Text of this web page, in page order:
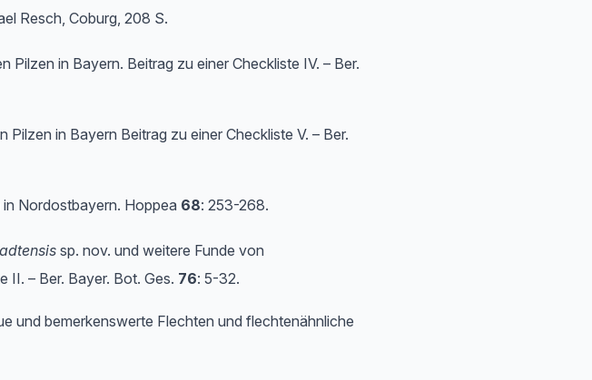
Resch, Coburg, 208 S.
in Bayern. Beitrag zu einer Checkliste IV. – Ber.
in Bayern Beitrag zu einer Checkliste V. – Ber.
Nordostbayern. Hoppea 68: 253-268.
sp. nov. und weitere Funde von
II. – Ber. Bayer. Bot. Ges. 76: 5-32.
und bemerkenswerte Flechten und flechtenähnliche